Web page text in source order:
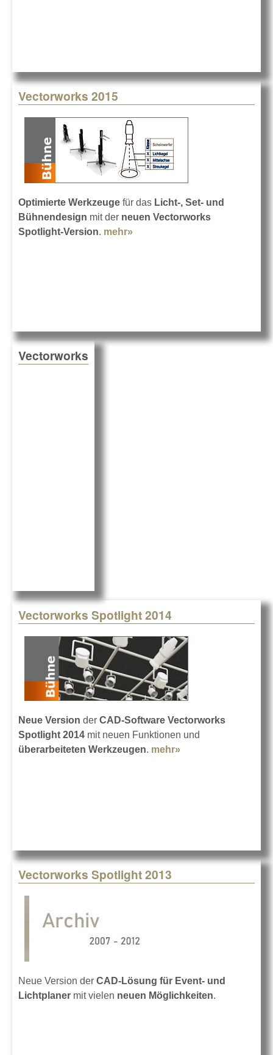
Vectorworks 2015
Optimierte Werkzeuge für das Licht-, Set- und
Bühnendesign mit der neuen Vectorworks
Spotlight-Version. mehr»
Vectorworks
Vectorworks Spotlight 2014
Neue Version der CAD-Software Vectorworks
Spotlight 2014 mit neuen Funktionen und
überarbeiteten Werkzeugen. mehr»
Vectorworks Spotlight 2013
Neue Version der CAD-Lösung für Event- und
Lichtplaner mit vielen neuen Möglichkeiten.